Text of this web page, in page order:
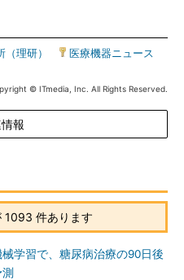
理研） 医療機器ニュース
© ITmedia, Inc. All Rights Reserved.
報
1093 件あります
学習で、糖尿病治療の90日後